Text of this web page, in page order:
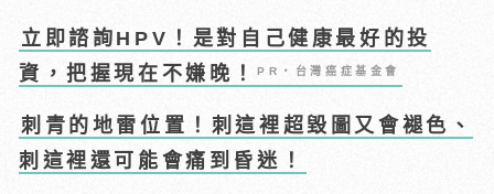
立即諮詢HPV！是對自己健康最好的投
資，把握現在不嫌晚！PR・台灣癌症基金會
刺青的地雷位置！刺這裡超毀圖又會褪色、
刺這裡還可能會痛到昏迷！